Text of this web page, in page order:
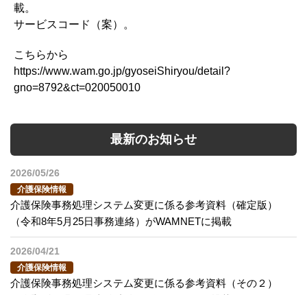
載。
サービスコード（案）。
こちらから
https://www.wam.go.jp/gyoseiShiryou/detail?
gno=8792&ct=020050010
最新のお知らせ
2026/05/26
介護保険情報
介護保険事務処理システム変更に係る参考資料（確定版）
（令和8年5月25日事務連絡）がWAMNETに掲載
2026/04/21
介護保険情報
介護保険事務処理システム変更に係る参考資料（その２）